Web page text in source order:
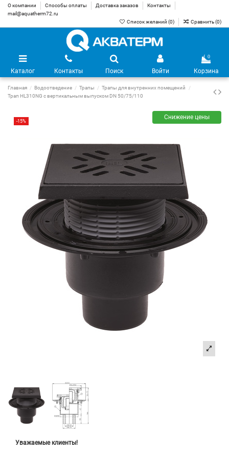
О компании Способы оплаты Доставка заказов
Контакты
mail@aquatherm72.ru
Список желаний (0) Сравнить (0)
Каталог Контакты Поиск Войти
0
Корзина
Главная Водоотведение Трапы
Трапы для внутренних помещений
Трап HL310NG с вертикальным выпуском DN 50/75/110
-15%
Снижение цены
Уважаемые клиенты!